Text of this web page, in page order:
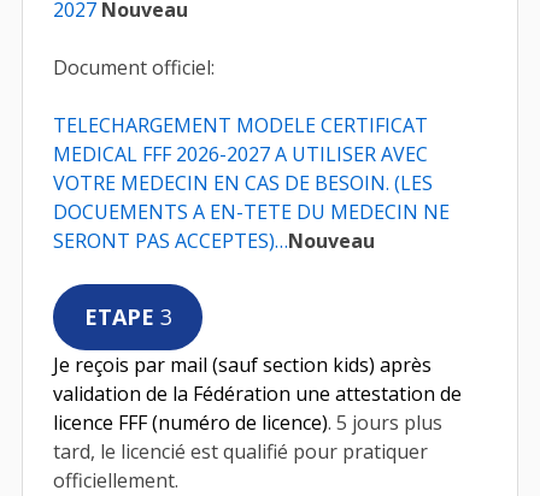
2027 Nouveau
Document officiel:
TELECHARGEMENT MODELE CERTIFICAT
MEDICAL FFF 2026-2027 A UTILISER AVEC
VOTRE MEDECIN EN CAS DE BESOIN. (LES
DOCUEMENTS A EN-TETE DU MEDECIN NE
SERONT PAS ACCEPTES)…Nouveau
ETAPE 3
Je reçois par mail (sauf section kids) après
validation de la Fédération une attestation de
licence FFF (numéro de licence). 5 jours plus
tard, le licencié est qualifié pour pratiquer
officiellement.